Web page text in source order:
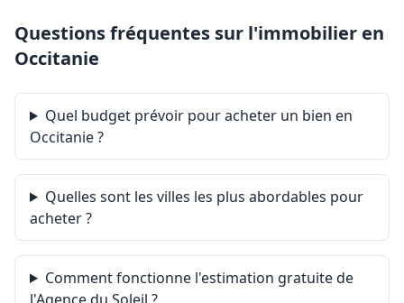
Questions fréquentes sur l'immobilier en
Occitanie
Quel budget prévoir pour acheter un bien en
Occitanie ?
Quelles sont les villes les plus abordables pour
acheter ?
Comment fonctionne l'estimation gratuite de